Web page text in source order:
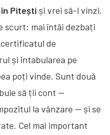
Pitești și vrei să-l vinzi,
scurt: mai întâi dezbați
de
și intabularea pe
poți vinde. Sunt două
să ții cont —
la vânzare — și se
Cel mai important